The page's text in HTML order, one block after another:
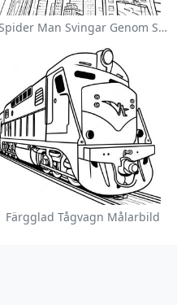
Spider Man Svingar Genom Staden Målarbild
Färgglad Tågvagn Målarbild